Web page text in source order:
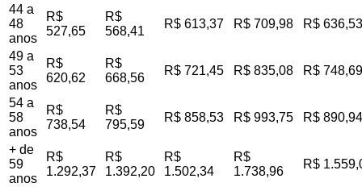
44 a
48
anos
R$
527,65
R$
568,41
R$ 613,37 R$ 709,98 R$ 636,53
49 a
53
anos
R$
620,62
R$
668,56
R$ 721,45 R$ 835,08 R$ 748,69
54 a
58
anos
R$
738,54
R$
795,59
R$ 858,53 R$ 993,75 R$ 890,94
+ de
59
anos
R$
1.292,37
R$
1.392,20
R$
1.502,34
R$
1.738,96
R$